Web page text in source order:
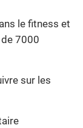
le fitness et
7000
sur les